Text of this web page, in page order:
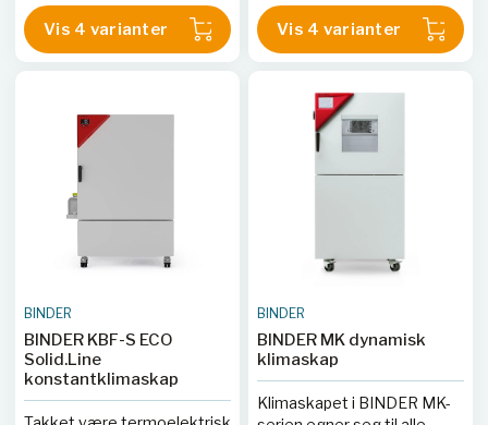
|BIN9010-0310|BIN9010-
0304Vis 4 varianter
styre.
BIN9010-0300|BIN9010-
0296| BIN9010-0302
Vis 4 varianter
BINDER
BINDER KBF-S ECO
Solid.Line
konstantklimaskap
BINDER
BINDER MK dynamisk
klimaskap
Klimaskapet i BINDER MK-